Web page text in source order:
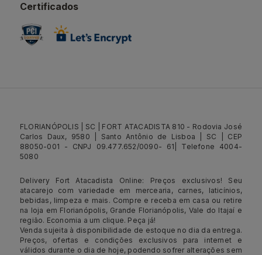
Certificados
Delivery Fort Atacadista Online: Preços exclusivos! Seu
atacarejo com variedade em mercearia, carnes, laticínios,
bebidas, limpeza e mais. Compre e receba em casa ou retire
na loja em Florianópolis, Grande Florianópolis, Vale do Itajaí e
região. Economia a um clique. Peça já!
FLORIANÓPOLIS | SC | FORT ATACADISTA 810 - Rodovia José
Carlos Daux, 9580 | Santo Antônio de Lisboa | SC | CEP
88050-001 - CNPJ 09.477.652/0090- 61| Telefone 4004-
5080
Venda sujeita à disponibilidade de estoque no dia da entrega.
Preços, ofertas e condições exclusivos para internet e
válidos durante o dia de hoje, podendo sofrer alterações sem